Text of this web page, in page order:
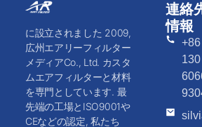
に設立されました 2009,
広州エアリーフィルター
メディアCo., Ltd. カスタ
ムエアフィルターと材料
を専門としています. 最
先端の工場とISO9001や
CEなどの認定, 私たち
連絡
情報
+86
130